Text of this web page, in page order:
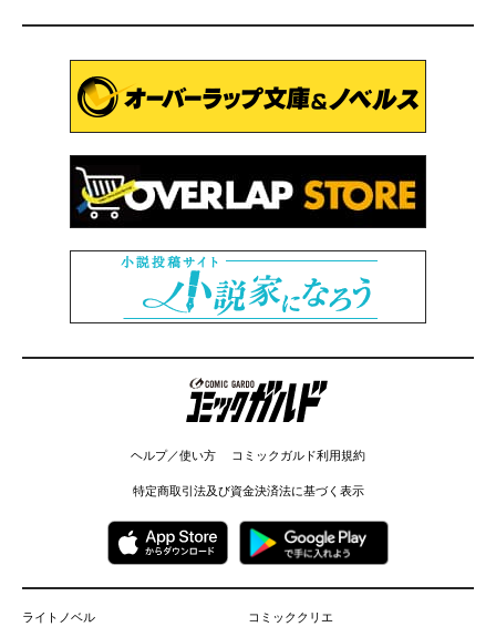
コミックガルド
ヘルプ／使い方 コミックガルド利用規約
特定商取引法及び資金決済法に基づく表示
ライトノベル コミッククリエ